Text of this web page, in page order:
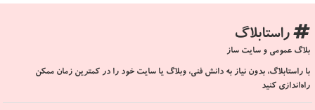
راستابلاگ
بلاگ عمومی و سایت ساز
با راستابلاگ، بدون نیاز به دانش فنی، وبلاگ یا سایت خود را در کمترین زمان ممکن
راه‌اندازی کنید